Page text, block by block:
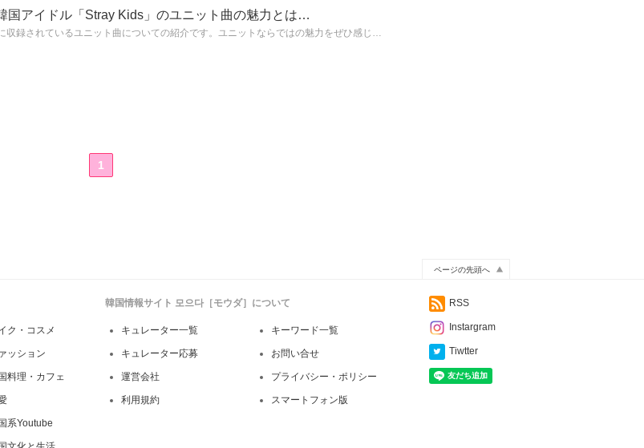
国アイドル「Stray Kids」のユニット曲の魅力とは…
収録されているユニット曲についての紹介です。ユニットならではの魅力をぜひ感じ…
1
ページの先頭へ
ク・コスメ
ッション
料理・カフェ
系Youtube
韓国情報サイト 모으다［モウダ］について
キュレーター一覧 キーワード一覧
キュレーター応募 お問い合せ
運営会社 プライバシー・ポリシー
利用規約 スマートフォン版
RSS
Instargram
Tiwtter